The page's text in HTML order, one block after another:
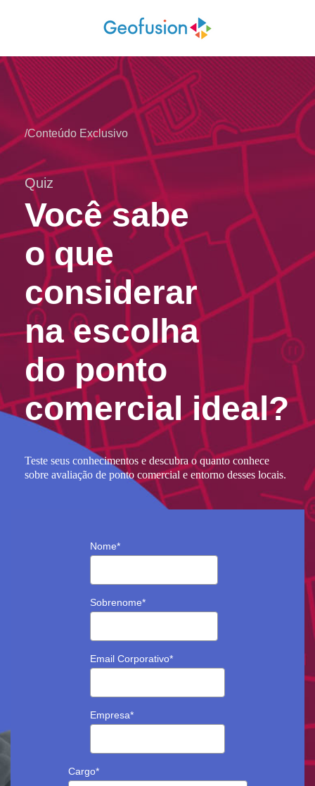
/Conteúdo Exclusivo
Quiz
Você sabe
o que
considerar
na escolha
do ponto
comercial ideal?
Teste seus conhecimentos e descubra o quanto conhece
sobre avaliação de ponto comercial e entorno desses locais.
Nome*
Sobrenome*
Email Corporativo*
Empresa*
Cargo*